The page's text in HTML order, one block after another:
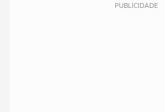
PUBLICIDADE